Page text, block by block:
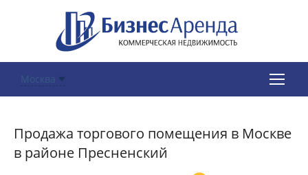
Москва
Продажа торгового помещения в Москве
в районе Пресненский